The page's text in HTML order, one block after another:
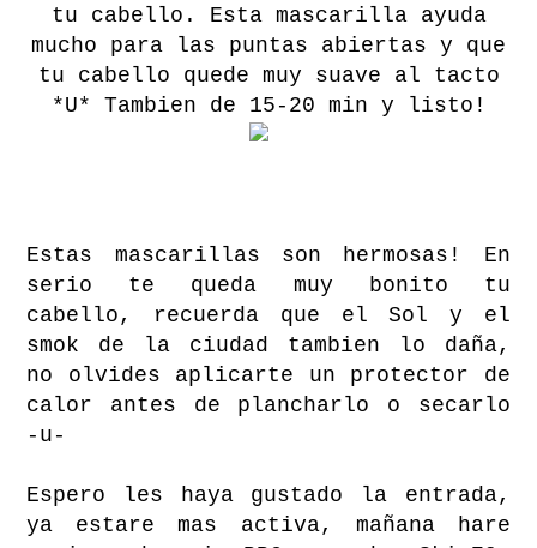
tu cabello. Esta mascarilla ayuda
mucho para las puntas abiertas y que
tu cabello quede muy suave al tacto
*U* Tambien de 15-20 min y listo!
Estas mascarillas son hermosas! En
serio te queda muy bonito tu
cabello, recuerda que el Sol y el
smok de la ciudad tambien lo daña,
no olvides aplicarte un protector de
calor antes de plancharlo o secarlo
-u-
Espero les haya gustado la entrada,
ya estare mas activa, mañana hare